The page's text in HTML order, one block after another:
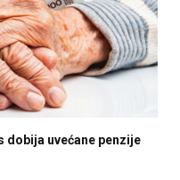
dobija uvećane penzije